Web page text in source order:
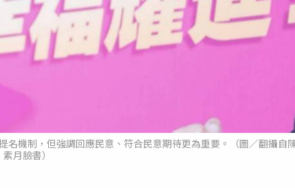
名機制，但強調回應民意、符合民意期待更為重要。（圖／翻攝自
素月臉書）